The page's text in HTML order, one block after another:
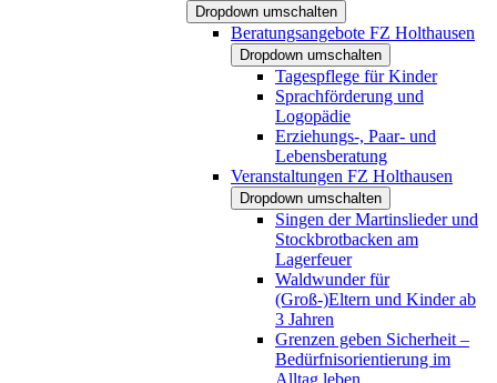
Dropdown umschalten
Beratungsangebote FZ Holthausen
Dropdown umschalten
Tagespflege für Kinder
Sprachförderung und
Logopädie
Erziehungs-, Paar- und
Lebensberatung
Veranstaltungen FZ Holthausen
Dropdown umschalten
Singen der Martinslieder und
Stockbrotbacken am
Lagerfeuer
Waldwunder für
(Groß-)Eltern und Kinder ab
3 Jahren
Grenzen geben Sicherheit –
Bedürfnisorientierung im
Alltag leben